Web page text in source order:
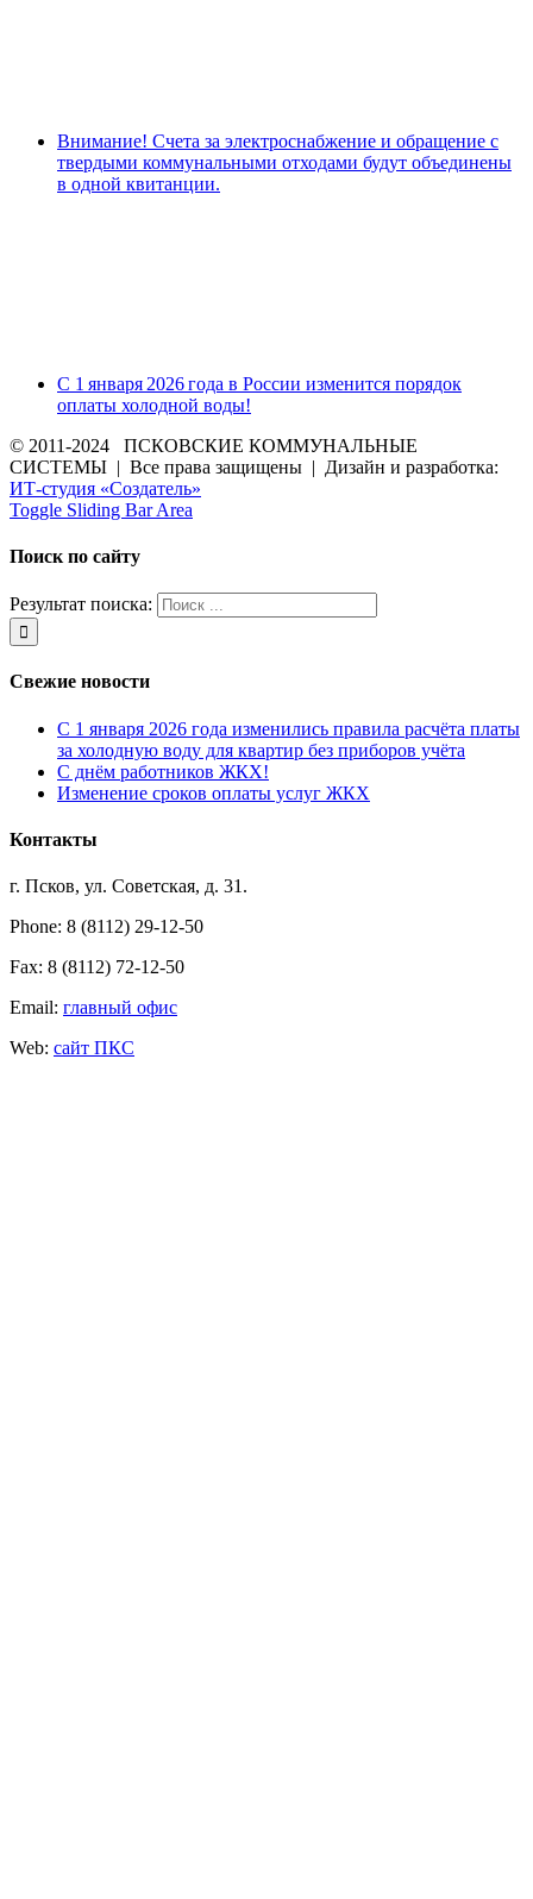
Внимание! Счета за электроснабжение и обращение с
твердыми коммунальными отходами будут объединены
в одной квитанции.
С 1 января 2026 года в России изменится порядок
оплаты холодной воды!
© 2011-2024 ПСКОВСКИЕ КОММУНАЛЬНЫЕ
СИСТЕМЫ | Все права защищены | Дизайн и разработка:
ИТ-студия «Создатель»
Toggle Sliding Bar Area
Поиск по сайту
Результат поиска:
Свежие новости
С 1 января 2026 года изменились правила расчёта платы
за холодную воду для квартир без приборов учёта
С днём работников ЖКХ!
Изменение сроков оплаты услуг ЖКХ
Контакты
г. Псков, ул. Советская, д. 31.
Phone: 8 (8112) 29-12-50
Fax: 8 (8112) 72-12-50
Email: главный офис
Web: сайт ПКС